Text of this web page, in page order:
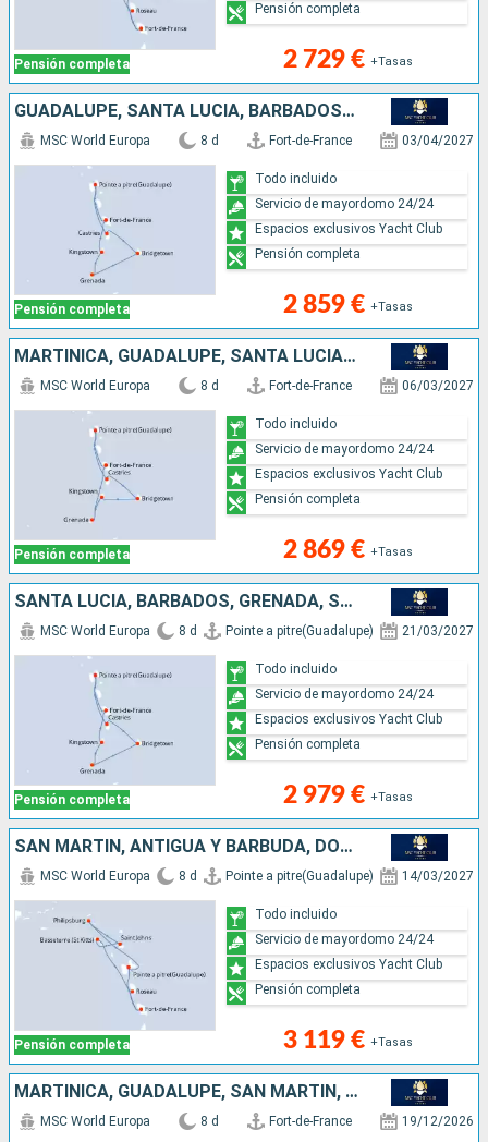
Pensión completa 2 729 € +Tasas
Pensión completa
GUADALUPE, SANTA LUCIA, BARBADOS, GRENADA, SAN VINCENT Y LAS GRANADINAS, MARTINICA
Pensión completa
MSC World Europa 8 d Fort-de-France 03/04/2027
2 859 € +Tasas
Todo incluido
Servicio de mayordomo 24/24
Espacios exclusivos Yacht Club
Pensión completa
MARTINICA, GUADALUPE, SANTA LUCIA, BARBADOS, SAN VINCENT Y LAS GRANADINAS, GRENADA
Pensión completa
MSC World Europa 8 d Fort-de-France 06/03/2027
2 869 € +Tasas
Todo incluido
Servicio de mayordomo 24/24
Espacios exclusivos Yacht Club
Pensión completa
SANTA LUCIA, BARBADOS, GRENADA, SAN VINCENT Y LAS GRANADINAS, MARTINICA, GUADALUPE
Pensión completa
MSC World Europa 8 d Pointe a pitre(Guadalupe) 21/03/2027
2 979 € +Tasas
Todo incluido
Servicio de mayordomo 24/24
Espacios exclusivos Yacht Club
Pensión completa
SAN MARTÍN, ANTIGUA Y BARBUDA, DOMINICA, MARTINICA, GUADALUPE
Pensión completa
MSC World Europa 8 d Pointe a pitre(Guadalupe) 14/03/2027
3 119 € +Tasas
Todo incluido
Servicio de mayordomo 24/24
Espacios exclusivos Yacht Club
Pensión completa
MARTINICA, GUADALUPE, SAN MARTÍN, ANTIGUA Y BARBUDA, DOMINICA
MSC World Europa 8 d Fort-de-France 19/12/2026